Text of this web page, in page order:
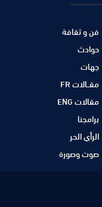
فن و ثقافة
حوادث
جهات
مقــالات FR
مقالات ENG
برامجنا
الرأي الحر
صوت وصورة